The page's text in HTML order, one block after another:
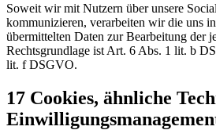
Soweit wir mit Nutzern über unsere
kommunizieren, verarbeiten wir die uns
übermittelten Daten zur Bearbeitung der
Rechtsgrundlage ist Art. 6 Abs. 1 lit. b
lit. f DSGVO.
17 Cookies, ähnliche